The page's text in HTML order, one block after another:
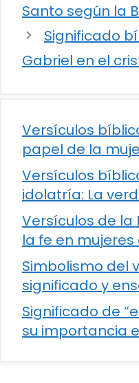
Santo según la
Significado
Gabriel en el
Versículos
papel de la
Versículos
idolatría: La
Versículos de
la fe en
Simbolismo del
significado y
Significado de
su importancia